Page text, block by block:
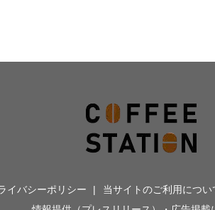
イバシーポリシー 当サイトのご利用につい